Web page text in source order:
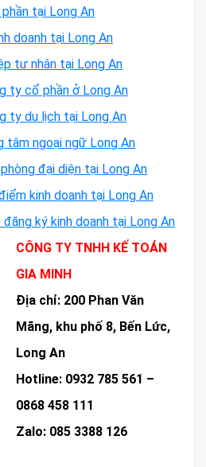
tại Long An
doanh tại Long An
tư nhân tại Long An
ty cổ phần ở Long An
ty du lịch tại Long An
tâm ngoại ngữ Long An
đại diện tại Long An
kinh doanh tại Long An
đăng ký kinh doanh tại Long An
CÔNG TY TNHH KẾ TOÁN
GIA MINH
Địa chỉ: 200 Phan Văn
Mãng, khu phố 8, Bến Lức,
Long An
Hotline: 0932 785 561 –
0868 458 111
Zalo: 085 3388 126